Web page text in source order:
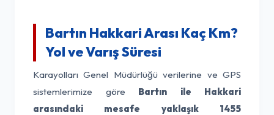
Bartın Hakkari Arası Kaç Km?
Yol ve Varış Süresi
Karayolları Genel Müdürlüğü verilerine ve GPS
sistemlerimize göre Bartın ile Hakkari
arasındaki mesafe yaklaşık 1455